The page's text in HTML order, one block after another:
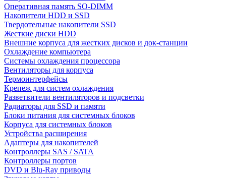
Оперативная память SO-DIMM
Накопители HDD и SSD
Твердотельные накопители SSD
Жесткие диски HDD
Внешние корпуса для жестких дисков и док-станции
Охлаждение компьютера
Системы охлаждения процессора
Вентиляторы для корпуса
Термоинтерфейсы
Крепеж для систем охлаждения
Разветвители вентиляторов и подсветки
Радиаторы для SSD и памяти
Блоки питания для системных блоков
Корпуса для системных блоков
Устройства расширения
Адаптеры для накопителей
Контроллеры SAS / SATA
Контроллеры портов
DVD и Blu-Ray приводы